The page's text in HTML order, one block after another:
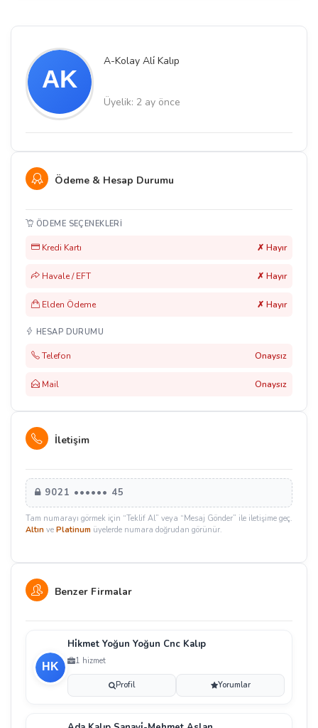
A-Kolay Ali̇ Kalıp
Üyelik: 2 ay önce
Ödeme & Hesap Durumu
ÖDEME SEÇENEKLERI
Kredi Kartı ✗ Hayır
Havale / EFT ✗ Hayır
Elden Ödeme ✗ Hayır
HESAP DURUMU
Telefon Onaysız
Mail Onaysız
İletişim
9021 •••••• 45
Tam numarayı görmek için “Teklif Al” veya “Mesaj Gönder” ile iletişime geç.
Altın ve Platinum üyelerde numara doğrudan görünür.
Benzer Firmalar
Hi̇kmet Yoğun Yoğun Cnc Kalıp
1 hizmet
Profil Yorumlar